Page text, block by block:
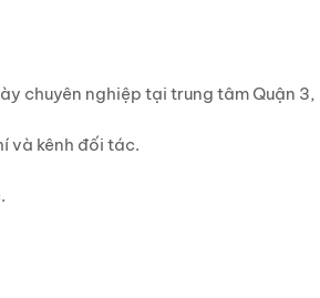
chuyên nghiệp tại trung tâm Quận 3,
và kênh đối tác.